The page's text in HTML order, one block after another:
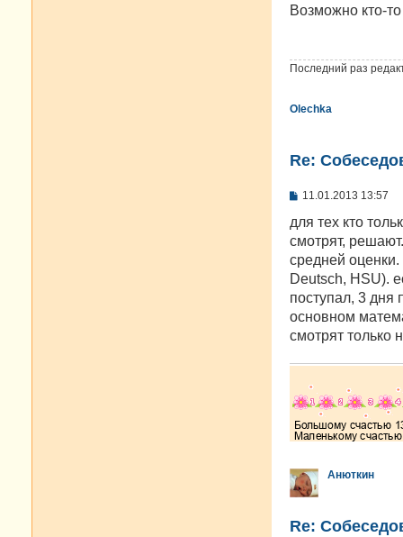
о
н
и
Возможно кто-
Последний раз
Olechka
Re:
С
о
щ
е
н
и
е
11.01.2013 13:57
для тех кто
смотрят,
средней
Deutsch, HSU).
поступал, 3 дня
основном
смотрят только
Анюткин
Re: